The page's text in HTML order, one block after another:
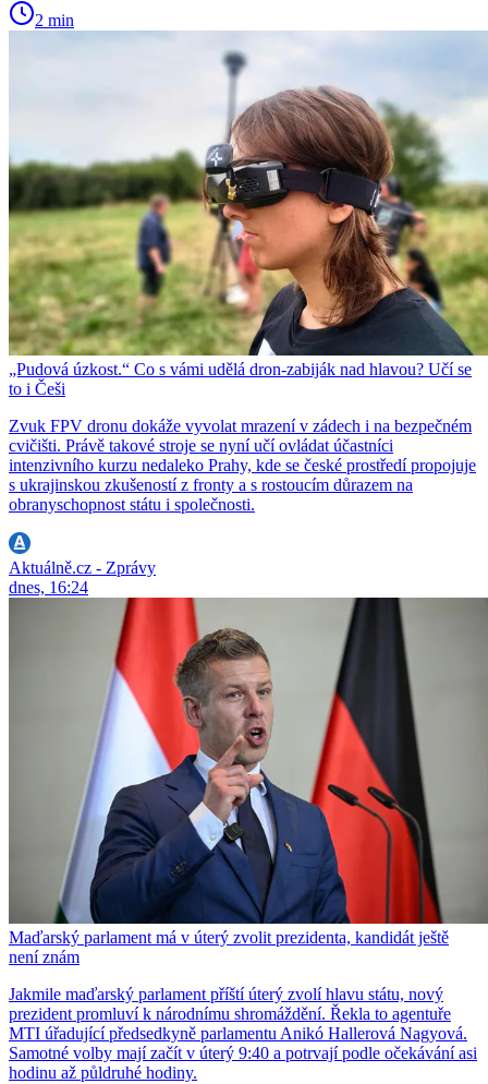
2 min
„Pudová úzkost.“ Co s vámi udělá dron-zabiják nad hlavou? Učí se
to i Češi
Zvuk FPV dronu dokáže vyvolat mrazení v zádech i na bezpečném
cvičišti. Právě takové stroje se nyní učí ovládat účastníci
intenzivního kurzu nedaleko Prahy, kde se české prostředí propojuje
s ukrajinskou zkušeností z fronty a s rostoucím důrazem na
obranyschopnost státu i společnosti.
Aktuálně.cz - Zprávy
dnes, 16:24
Maďarský parlament má v úterý zvolit prezidenta, kandidát ještě
není znám
Jakmile maďarský parlament příští úterý zvolí hlavu státu, nový
prezident promluví k národnímu shromáždění. Řekla to agentuře
MTI úřadující předsedkyně parlamentu Anikó Hallerová Nagyová.
Samotné volby mají začít v úterý 9:40 a potrvají podle očekávání asi
hodinu až půldruhé hodiny.